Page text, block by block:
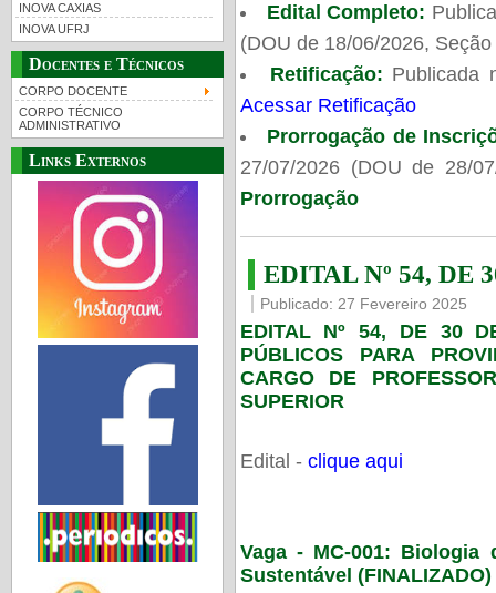
INOVA CAXIAS
INOVA UFRJ
Docentes e Técnicos
CORPO DOCENTE
CORPO TÉCNICO
ADMINISTRATIVO
Links Externos
Edital Completo:
(DOU de 18/06/2026,
Retificação: Publicada
Acessar Retificação
Prorrogação de
27/07/2026 (DOU de 28/
Prorrogação
EDITAL Nº 54, DE
Publicado: 27 Fevereiro 2025
EDITAL Nº 54, DE 30
PÚBLICOS PARA
CARGO DE
SUPERIOR
Edital - clique aqui
Vaga - MC-001: Biologia
Sustentável (FINALIZADO)